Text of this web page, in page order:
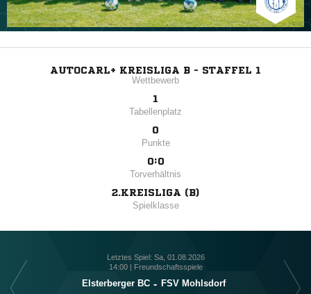
AUTOCARL+ KREISLIGA B - STAFFEL 1
Wettbewerb
1
Tabellenplatz
0
Punkte
0:0
Torverhältnis
2.KREISLIGA (B)
Spielklasse
Letztes Spiel: Sa, 01.08.2026
14:00 | Freundschaftsspiele
Elsterberger BC - FSV Mohlsdorf